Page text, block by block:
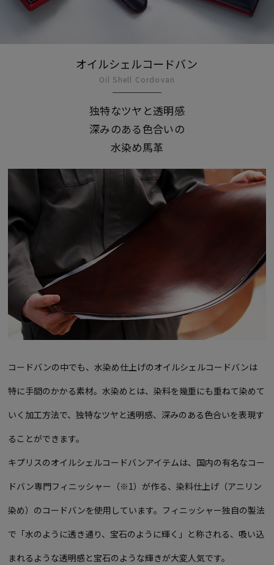
オイルシェルコードバン
Oil Shell Cordovan
独特なツヤと透明感
深みのある色合いの
水染め馬革
コードバンの中でも、水染め仕上げのオイルシェルコードバンは
特に手間のかかる素材。水染めとは、染料を幾重にも重ねて染めて
いく加工方法で、独特なツヤと透明感、深みのある色合いを表現す
ることができます。
キプリスのオイルシェルコードバンアイテムは、国内の有名なコー
ドバン専門フィニッシャー（※1）が作る、染料仕上げ（アニリン
染め）のコードバンを使用しています。フィニッシャー独自の製法
で「水のように透き通り、宝石のように輝く」と称される、吸い込
まれるような透明感と宝石のような輝きが大変人気です。